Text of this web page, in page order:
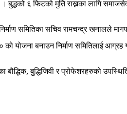
६ फिटको मुर्ति राख्नका लागि
समितिका सचिव रामचन्द्र खनालले
योजना बनाउन निर्माण समितिलाई आग्रह
बुद्धिजिवी र प्रोफेशरहरुको